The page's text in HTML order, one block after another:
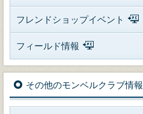
フレンドショップイベント
フィールド情報
その他のモンベルクラブ情報